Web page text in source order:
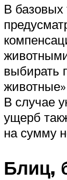
В
выбирать
В случае
ущерб
на сумму
Блиц,